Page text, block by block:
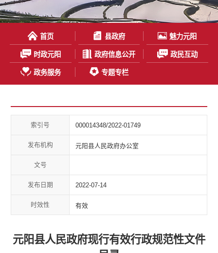
首页 县政府 魅力元阳
时政元阳 政府信息公开 政民互动
政务服务 专题专栏
索引号 000014348/2022-01749
发布机构 元阳县人民政府办公室
文号
发布日期 2022-07-14
时效性 有效
元阳县人民政府现行有效行政规范性文件